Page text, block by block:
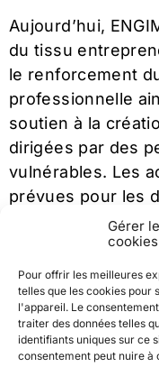
Gérer
cookies
Pour offrir les meilleures
telles que les cookies pour
l'appareil. Le
traiter des données telles
identifiants uniques sur ce
consentement peut nuire
Aujourd’hui,
du tissu
le renforcement
professionnelle
soutien à la
dirigées par des
vulnérables. Les
prévues pour les
visent à
gouvernance
plus inclusif et à
et les réseaux
En particulier,
matière d’emploi